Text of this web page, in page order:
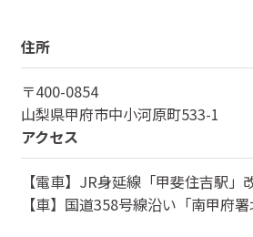
住所
〒400-0854
山梨県甲府市中小河原町533-1
アクセス
【電車】JR身延線「甲斐住吉駅」
【車】国道358号線沿い「南甲府